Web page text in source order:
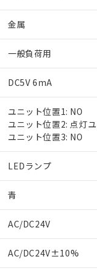
金属
一般負荷用
DC5V 6mA
ユニット位置1: NO
ユニット位置2: 点灯
ユニット位置3: NO
LEDランプ
青
AC/DC24V
AC/DC24V±10%
ご利用条件
※1 対応状況
調査・確認中：
非該当品：ライセ
仕入先様の事情に
があります。
※1 中国